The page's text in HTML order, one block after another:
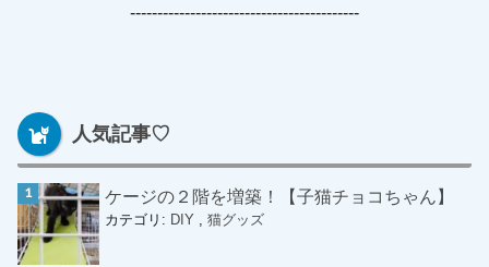
------------------------------------------
人気記事♡
ケージの２階を増築！【子猫チョコちゃん】
カテゴリ: DIY ,猫グッズ